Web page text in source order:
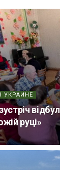
УКРАИНЕ
руці»